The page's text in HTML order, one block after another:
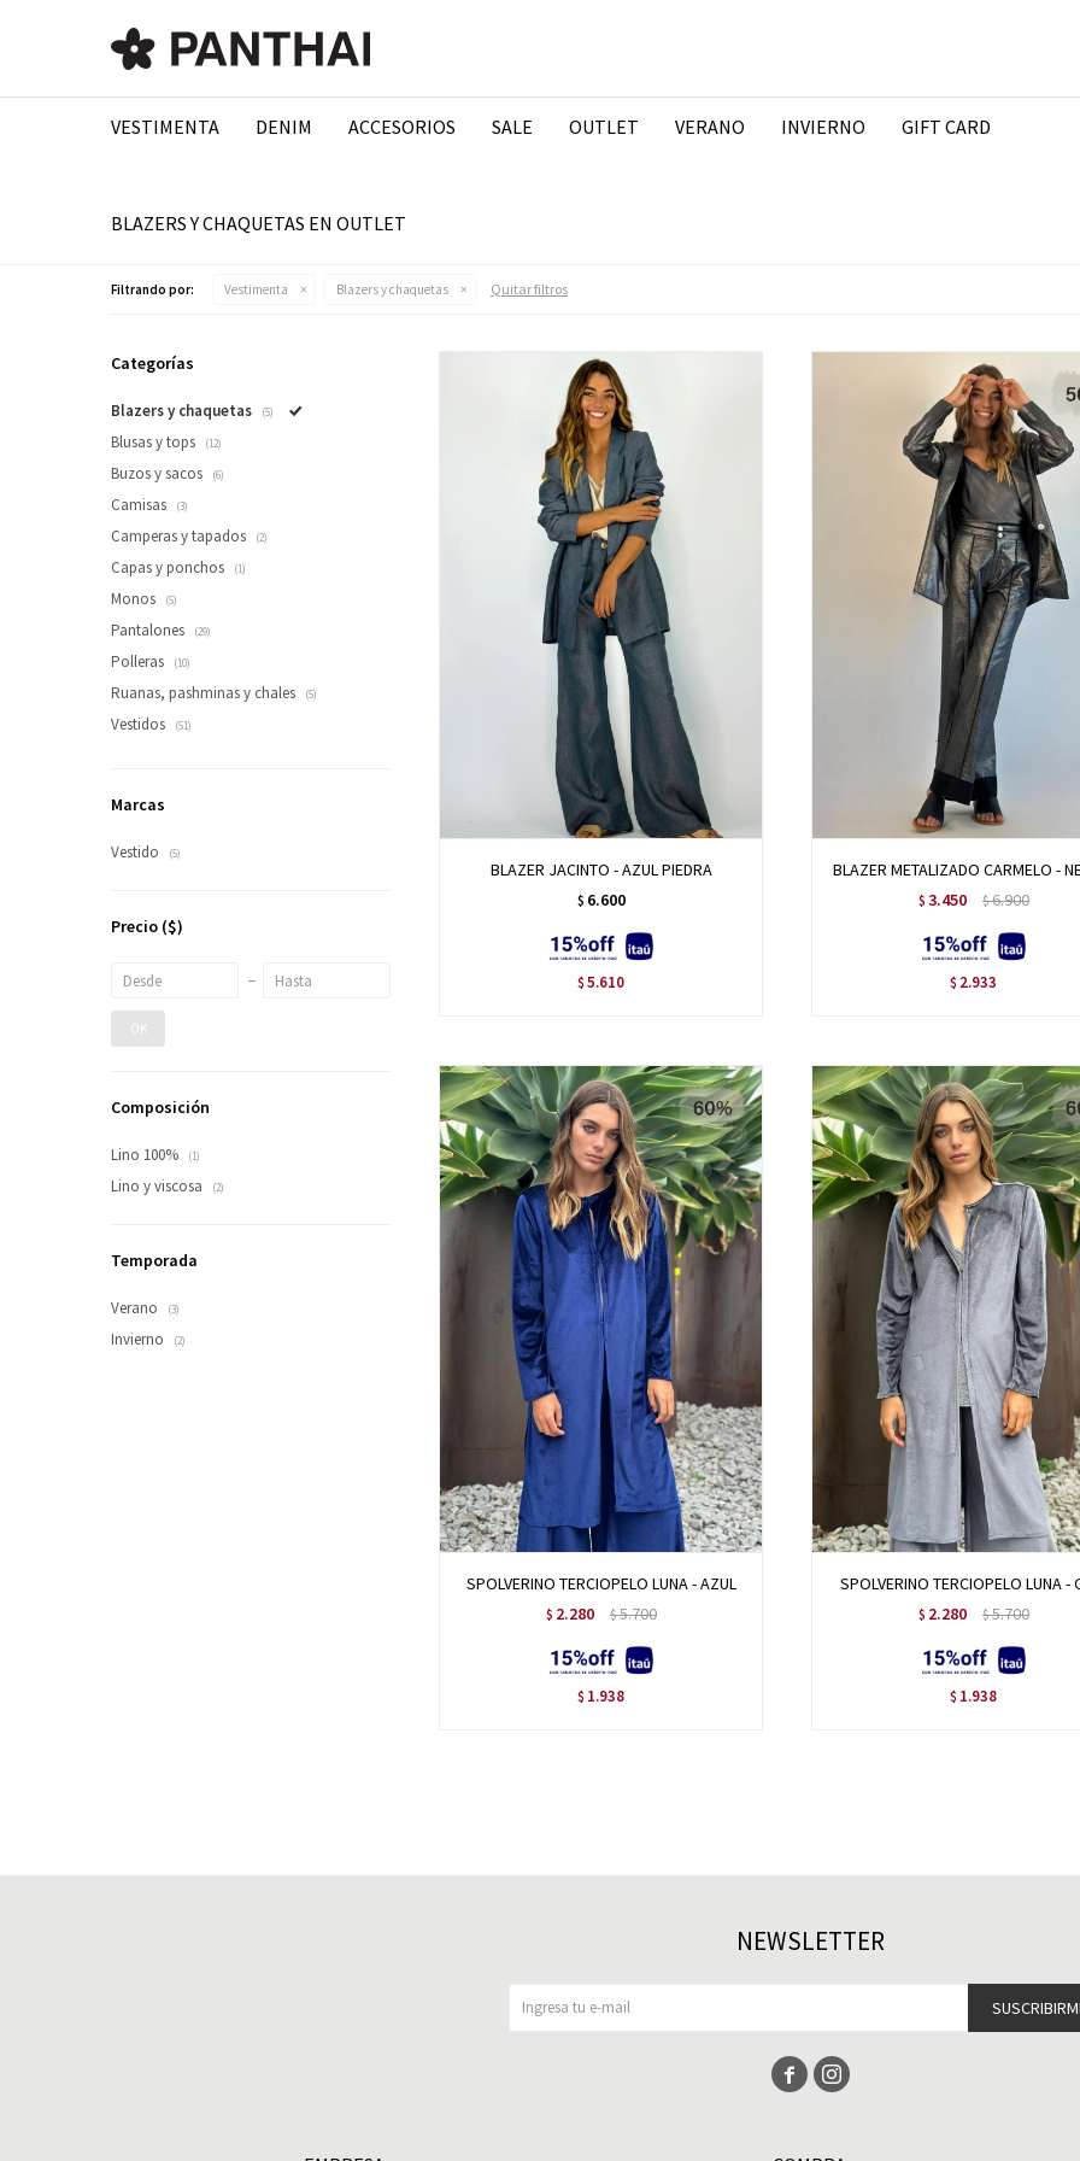
VESTIMENTA DENIM ACCESORIOS SALE OUTLET VERANO INVIERNO GIFT CARD
BLAZERS Y CHAQUETAS EN OUTLET
Filtrando por: Vestimenta Blazers y chaquetas Quitar filtros
BLAZER JACINTO - AZUL PIEDRA
$ 6.600
$ 5.610
BLAZER METALIZADO CARMELO -
$ 3.450 $6.900
$ 2.933
SPOLVERINO TERCIOPELO LUNA - AZUL
$ 2.280 $5.700
$ 1.938
SPOLVERINO TERCIOPELO LUNA -
$ 2.280 $5.700
$ 1.938
Categorías
Blazers y chaquetas (5)
Blusas y tops (12)
Buzos y sacos (6)
Camisas (3)
Camperas y tapados (2)
Capas y ponchos (1)
Monos (5)
Pantalones (29)
Polleras (10)
Ruanas, pashminas y chales (5)
Vestidos (51)
Marcas
Vestido (5)
Precio ($)
OK
Composición
Lino 100% (1)
Lino y viscosa (2)
Temporada
Verano (3)
Invierno (2)
NEWSLETTER
 